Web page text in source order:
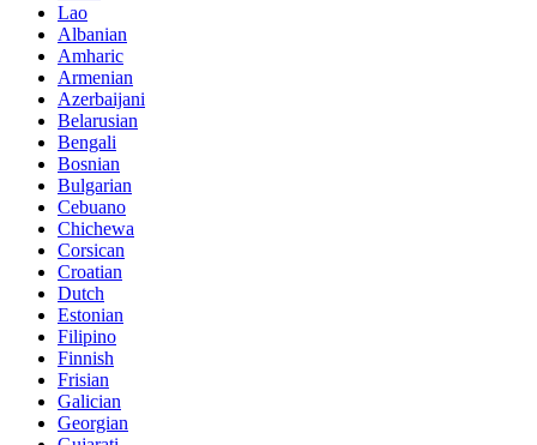
Lao
Albanian
Amharic
Armenian
Azerbaijani
Belarusian
Bengali
Bosnian
Bulgarian
Cebuano
Chichewa
Corsican
Croatian
Dutch
Estonian
Filipino
Finnish
Frisian
Galician
Georgian